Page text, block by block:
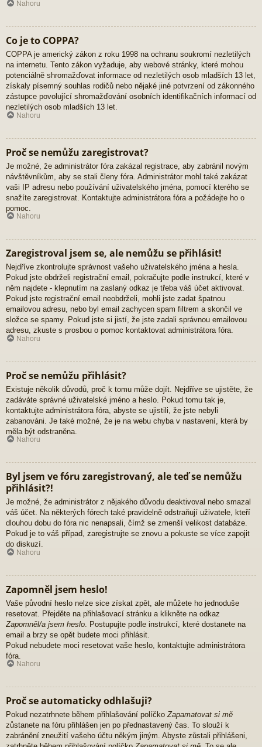
Nahoru
Co je to COPPA?
COPPA je americký zákon z roku 1998 na ochranu soukromí nezletilých
na internetu. Tento zákon vyžaduje, aby webové stránky, které mohou
potenciálně shromažďovat informace od nezletilých osob mladších 13 let,
získaly písemný souhlas rodičů nebo nějaké jiné potvrzení od zákonného
zástupce povolující shromažďování osobních identifikačních informací od
nezletilých osob mladších 13 let.
Nahoru
Proč se nemůžu zaregistrovat?
Je možné, že administrátor fóra zakázal registrace, aby zabránil novým
návštěvníkům, aby se stali členy fóra. Administrátor mohl také zakázat
vaši IP adresu nebo používání uživatelského jména, pomocí kterého se
snažíte zaregistrovat. Kontaktujte administrátora fóra a požádejte ho o
pomoc.
Nahoru
Zaregistroval jsem se, ale nemůžu se přihlásit!
Nejdříve zkontrolujte správnost vašeho uživatelského jména a hesla.
Pokud jste obdrželi registrační email, pokračujte podle instrukcí, které v
něm najdete - klepnutím na zaslaný odkaz je třeba váš účet aktivovat.
Pokud jste registrační email neobdrželi, mohli jste zadat špatnou
emailovou adresu, nebo byl email zachycen spam filtrem a skončil ve
složce se spamy. Pokud jste si jistí, že jste zadali správnou emailovou
adresu, zkuste s prosbou o pomoc kontaktovat administrátora fóra.
Nahoru
Proč se nemůžu přihlásit?
Existuje několik důvodů, proč k tomu může dojít. Nejdříve se ujistěte, že
zadáváte správné uživatelské jméno a heslo. Pokud tomu tak je,
kontaktujte administrátora fóra, abyste se ujistili, že jste nebyli
zabanováni. Je také možné, že je na webu chyba v nastavení, která by
měla být odstraněna.
Nahoru
Byl jsem ve fóru zaregistrovaný, ale teď se nemůžu
přihlásit?!
Je možné, že administrátor z nějakého důvodu deaktivoval nebo smazal
váš účet. Na některých fórech také pravidelně odstraňují uživatele, kteří
dlouhou dobu do fóra nic nenapsali, čímž se zmenší velikost databáze.
Pokud je to váš případ, zaregistrujte se znovu a pokuste se více zapojit
do diskuzí.
Nahoru
Zapomněl jsem heslo!
Vaše původní heslo nelze sice získat zpět, ale můžete ho jednoduše
resetovat. Přejděte na přihlašovací stránku a klikněte na odkaz
Zapomněl/a jsem heslo . Postupujte podle instrukcí, které dostanete na
email a brzy se opět budete moci přihlásit.
Pokud nebudete moci resetovat vaše heslo, kontaktujte administrátora
fóra.
Nahoru
Proč se automaticky odhlašuji?
Pokud nezatrhnete během přihlašování políčkoZapamatovat si mě
zůstanete na fóru přihlášen jen po přednastavený čas. To slouží k
zabránění zneužití vašeho účtu někým jiným. Abyste zůstali přihlášeni,